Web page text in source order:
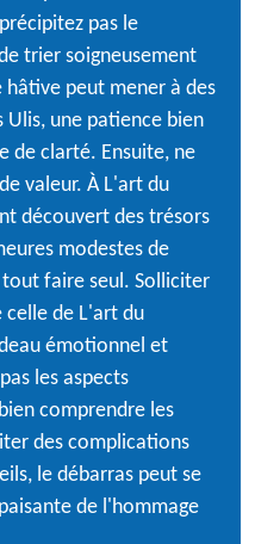
pas le
trier soigneusement
peut mener à des
Ulis, une patience bien
de clarté. Ensuite, ne
valeur. À L'art du
découvert des trésors
modestes de
faire seul. Solliciter
celle de L'art du
émotionnel et
les aspects
comprendre les
des complications
le débarras peut se
de l'hommage